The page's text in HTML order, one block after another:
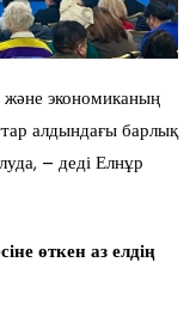
және экономиканың
алдындағы барлық
– деді Елнұр
өткен аз елдің